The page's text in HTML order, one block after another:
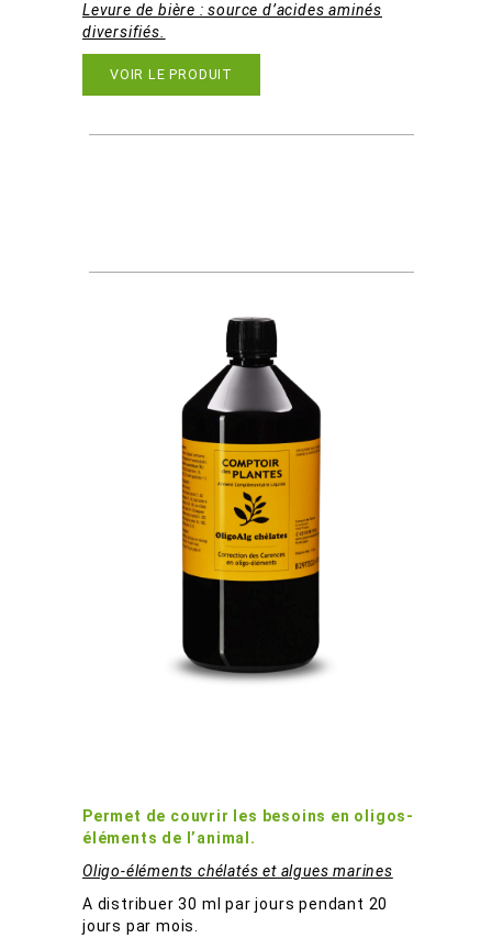
Levure de bière : source d’acides aminés
diversifiés.
VOIR LE PRODUIT
Permet de couvrir les besoins en oligos-
éléments de l’animal.
Oligo-éléments chélatés et algues marines
A distribuer 30 ml par jours pendant 20
jours par mois.